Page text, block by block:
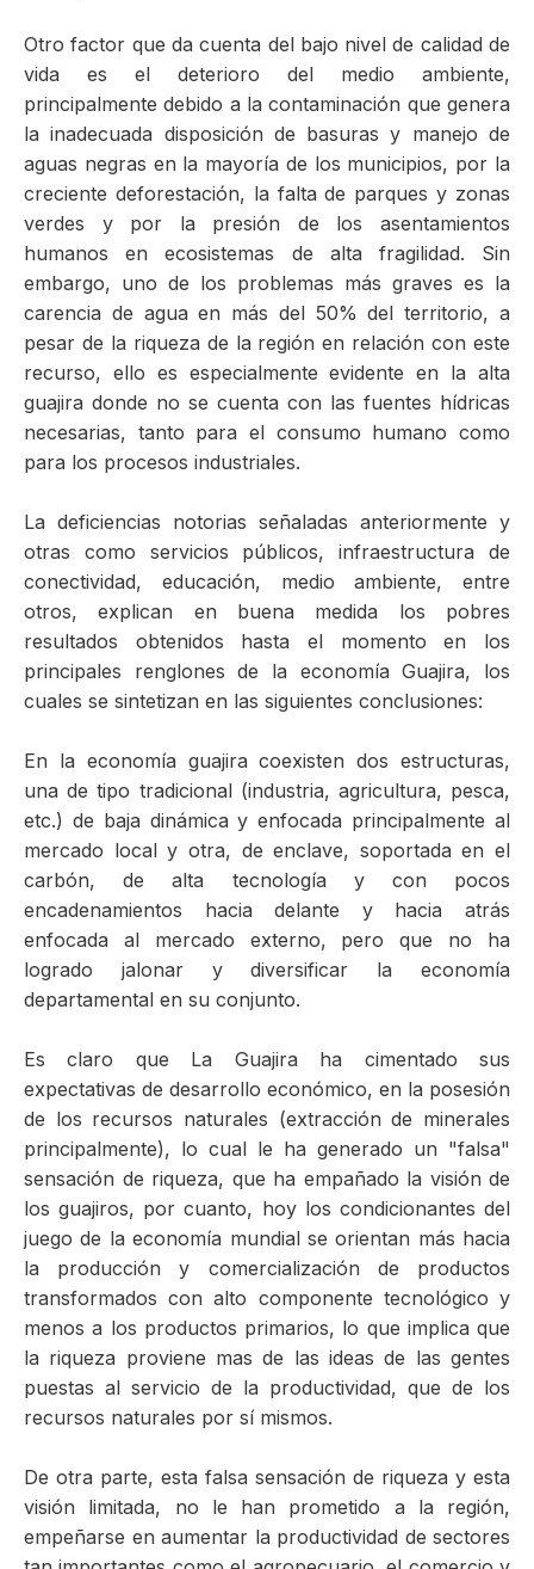
Otro factor que da cuenta del bajo nivel de calidad de
vida es el deterioro del medio ambiente,
principalmente debido a la contaminación que genera
la inadecuada disposición de basuras y manejo de
aguas negras en la mayoría de los municipios, por la
creciente deforestación, la falta de parques y zonas
verdes y por la presión de los asentamientos
humanos en ecosistemas de alta fragilidad. Sin
embargo, uno de los problemas más graves es la
carencia de agua en más del 50% del territorio, a
pesar de la riqueza de la región en relación con este
recurso, ello es especialmente evidente en la alta
guajira donde no se cuenta con las fuentes hídricas
necesarias, tanto para el consumo humano como
para los procesos industriales.
La deficiencias notorias señaladas anteriormente y
otras como servicios públicos, infraestructura de
conectividad, educación, medio ambiente, entre
otros, explican en buena medida los pobres
resultados obtenidos hasta el momento en los
principales renglones de la economía Guajira, los
cuales se sintetizan en las siguientes conclusiones:
En la economía guajira coexisten dos estructuras,
una de tipo tradicional (industria, agricultura, pesca,
etc.) de baja dinámica y enfocada principalmente al
mercado local y otra, de enclave, soportada en el
carbón, de alta tecnología y con pocos
encadenamientos hacia delante y hacia atrás
enfocada al mercado externo, pero que no ha
logrado jalonar y diversificar la economía
departamental en su conjunto.
Es claro que La Guajira ha cimentado sus
expectativas de desarrollo económico, en la posesión
de los recursos naturales (extracción de minerales
principalmente), lo cual le ha generado un "falsa"
sensación de riqueza, que ha empañado la visión de
los guajiros, por cuanto, hoy los condicionantes del
juego de la economía mundial se orientan más hacia
la producción y comercialización de productos
transformados con alto componente tecnológico y
menos a los productos primarios, lo que implica que
la riqueza proviene mas de las ideas de las gentes
puestas al servicio de la productividad, que de los
recursos naturales por sí mismos.
De otra parte, esta falsa sensación de riqueza y esta
visión limitada, no le han prometido a la región,
empeñarse en aumentar la productividad de sectores